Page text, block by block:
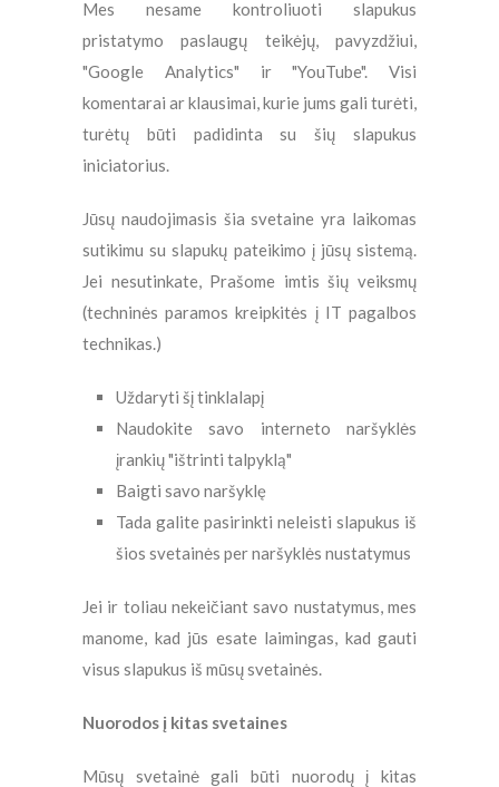
Mes nesame kontroliuoti slapukus
pristatymo paslaugų teikėjų, pavyzdžiui,
"Google Analytics" ir "YouTube". Visi
komentarai ar klausimai, kurie jums gali turėti,
turėtų būti padidinta su šių slapukus
iniciatorius.
Jūsų naudojimasis šia svetaine yra laikomas
sutikimu su slapukų pateikimo į jūsų sistemą.
Jei nesutinkate, Prašome imtis šių veiksmų
(techninės paramos kreipkitės į IT pagalbos
technikas.)
Uždaryti šį tinklalapį
Naudokite savo interneto naršyklės
įrankių "ištrinti talpyklą"
Baigti savo naršyklę
Tada galite pasirinkti neleisti slapukus iš
šios svetainės per naršyklės nustatymus
Jei ir toliau nekeičiant savo nustatymus, mes
manome, kad jūs esate laimingas, kad gauti
visus slapukus iš mūsų svetainės.
Nuorodos į kitas svetaines
Mūsų svetainė gali būti nuorodų į kitas